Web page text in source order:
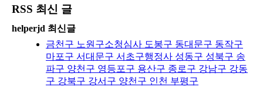
RSS 최신 글
helperjd 최신글
금천구 노원구소청심사 도봉구 동대문구 동작구
마포구 서대문구 서초구행정사 성동구 성북구 송
파구 양천구 영등포구 용산구 종로구 강남구 강동
구 강북구 강서구 양천구 인천 부평구